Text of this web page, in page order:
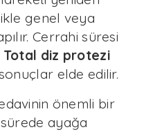
genel veya
Cerrahi süresi
Total diz protezi
elde edilir.
önemli bir
sürede ayağa